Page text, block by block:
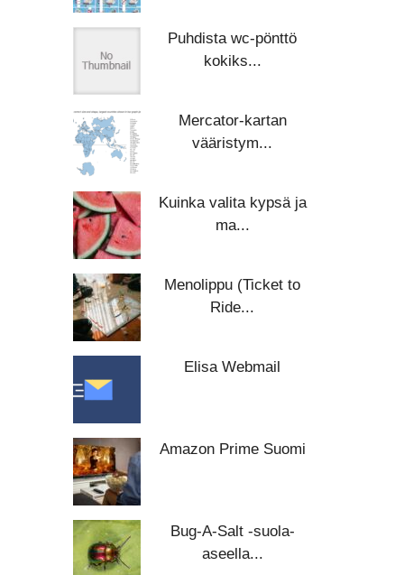
Puhdista wc-pönttö
kokiks...
Mercator-kartan
vääristym...
Kuinka valita kypsä ja
ma...
Menolippu (Ticket to
Ride...
Elisa Webmail
Amazon Prime Suomi
Bug-A-Salt -suola-
aseella...